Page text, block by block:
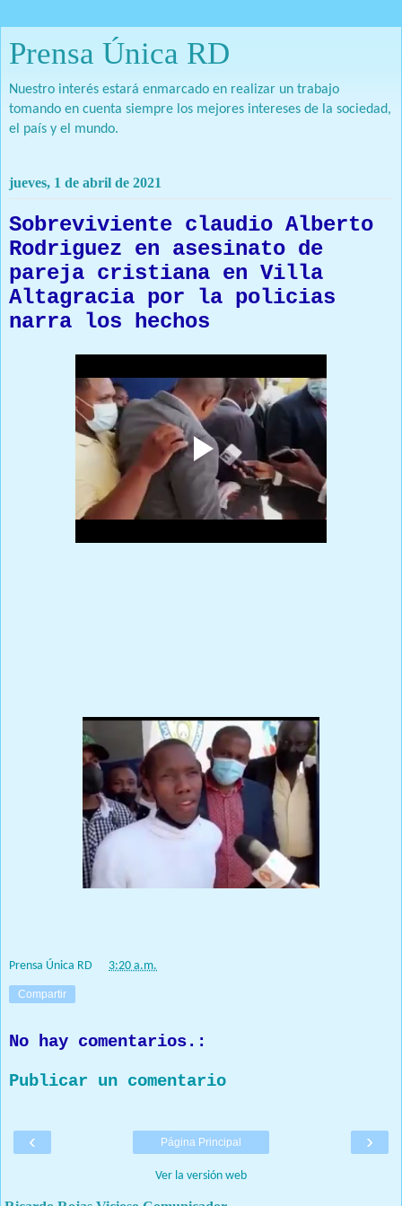
Prensa Única RD
Nuestro interés estará enmarcado en realizar un trabajo
tomando en cuenta siempre los mejores intereses de la sociedad,
el país y el mundo.
jueves, 1 de abril de 2021
Sobreviviente claudio Alberto
Rodriguez en asesinato de
pareja cristiana en Villa
Altagracia por la policias
narra los hechos
Prensa Única RD 3:20 a.m.
Compartir
No hay comentarios.:
Publicar un comentario
‹ ›
Página Principal
Ver la versión web